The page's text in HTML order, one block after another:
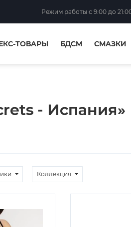
Режим работы с 9:00 до
ТОВАРЫ БДСМ СМАЗКИ
- Испания»
Коллекция